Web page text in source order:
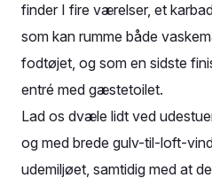
finder I fire værelser, et
som kan rumme både
fodtøjet, og som en sidste
entré med gæstetoilet.
Lad os dvæle lidt ved
og med brede gulv-til-loft-
udemiljøet, samtidig med at